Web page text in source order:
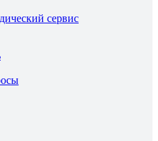
сервис